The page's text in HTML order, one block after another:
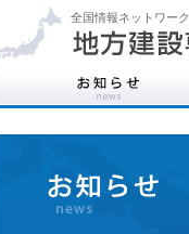
全国情報ネットワー